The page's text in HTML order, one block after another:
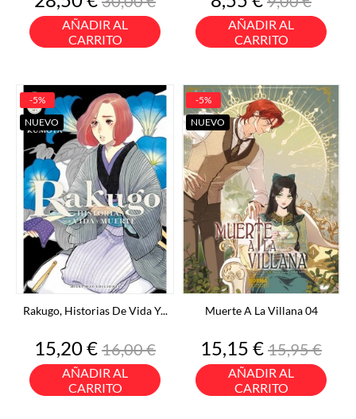
base
AÑADIR AL
CARRITO
base
AÑADIR AL
CARRITO
Rakugo, Historias De Vida Y...
Precio
15,20 €Precio
base
16,00 €
AÑADIR AL
CARRITO
-5%
NUEVO
Muerte A La Villana 04
Precio
15,15 €Precio
base
15,95 €
AÑADIR AL
CARRITO
-5%
NUEVO